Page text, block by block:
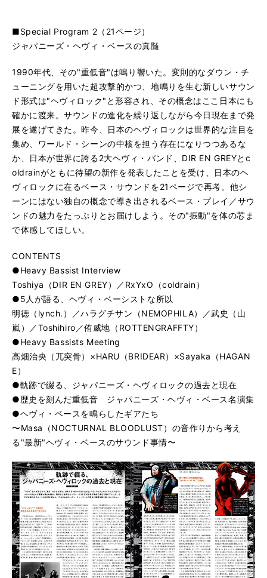
■Special Program 2（21ページ）
ジャパニーズ・ヘヴィ・ベースの真髄
1990年代、その"重低音"は鳴り響いた。変則的なダウン・チ
ューニングを用いた超攻撃的かつ、地鳴りを生む新しいサウン
ド形式は"ヘヴィロック"と形容され、その概念はここ日本にも
確かに渡来。サウンドの進化を繰り返しながら今日現在まで発
展を遂げてきた。昨今、日本のヘヴィロックは世界的な注目を
集め、ワールド・シーンの中核を担う存在になりつつあるな
か、日本が世界に誇る2大ヘヴィ・バンド、DIR EN GREYとc
oldrainがともに待望の新作を発表したことを受け、日本のヘ
ヴィロックに在るベース・サウンドを21ページで再考。他シ
ーンにはない独自の概念で導き出されるベース・プレイ／サウ
ンドの魅力をたっぷりとお届けしよう。その"振動"を体の芯ま
で体感してほしい。
CONTENTS
●Heavy Bassist Interview
Toshiya（DIR EN GREY）／RxYxO（coldrain）
●5人が語る、ヘヴィ・ベーシストな所以
明徳（lynch.）／ハラグチサン（NEMOPHILA）／武史（山
嵐）／Toshihiro／侑威地（ROTTENGRAFFTY）
●Heavy Bassists Meeting
高畑治央（兀突骨）×HARU（BRIDEAR）×Sayaka（HAGAN
E）
●軌跡で綴る、ジャパニーズ・ヘヴィロックの過去と現在
●歴史を刻んだ重低音 ジャパニーズ・ヘヴィ・ベース名演集
●ヘヴィ・ベースを鳴らしたギアたち
〜Masa（NOCTURNAL BLOODLUST）の音作りから考え
る"最新"ヘヴィ・ベースのサウンド事情〜